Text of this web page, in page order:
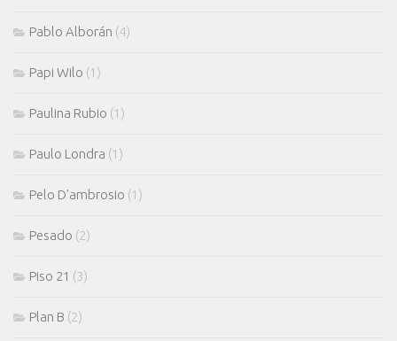
Pablo Alborán (4)
Papi Wilo (1)
Paulina Rubio (1)
Paulo Londra (1)
Pelo D'ambrosio (1)
Pesado (2)
Piso 21 (3)
Plan B (2)